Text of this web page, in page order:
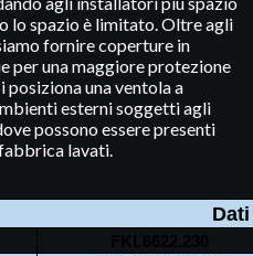
lo spazio è limitato. Oltre agli
fornire coperture in
per una maggiore protezione
una ventola a
esterni soggetti agli
possono essere presenti
lavati.